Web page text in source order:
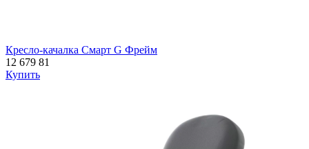
Кресло-качалка Смарт G Фрейм
12 679 81
Купить